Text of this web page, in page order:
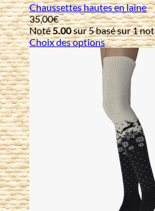
Chaussettes hautes en laine
35,00€
Noté5.00sur 5 basé sur1
Choix des options